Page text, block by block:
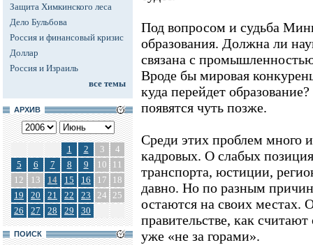
Защита Химкинского леса
Дело Бульбова
Россия и финансовый кризис
Доллар
Россия и Израиль
все темы
АРХИВ
1 2 3
4
5
6 7 8 9 10
11
12
13 14 15 16 17
18
19
20 21 22 23 24 25
26
27 28 29 30
ПОИСК
Под вопросом и судьба
образования. Должна ли
связана с
Вроде бы мировая
куда перейдет
появятся чуть позже.
Среди этих проблем много
кадровых. О слабых
транспорта, юстиции,
давно. Но по разным
остаются на своих местах.
правительстве, как
уже «не за горами».